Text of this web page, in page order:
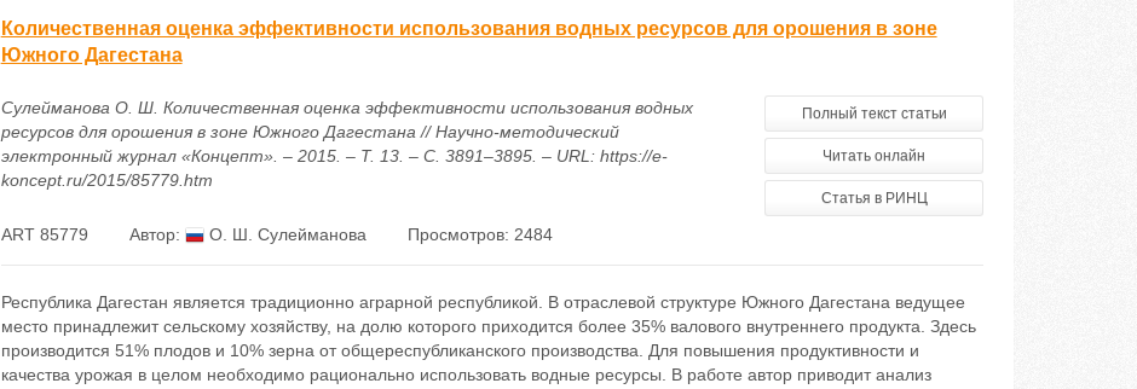
Количественная оценка эффективности использования водных ресурсов для орошения в зоне
Южного Дагестана
Сулейманова О. Ш. Количественная оценка эффективности использования водных
ресурсов для орошения в зоне Южного Дагестана // Научно-методический
электронный журнал «Концепт». – 2015. – Т. 13. – С. 3891–3895. – URL: https://e-
koncept.ru/2015/85779.htm
Полный текст статьи
Читать онлайн
Статья в РИНЦ
ART 85779 Автор: О. Ш. Сулейманова Просмотров: 2484
Республика Дагестан является традиционно аграрной республикой. В отраслевой структуре Южного Дагестана ведущее
место принадлежит сельскому хозяйству, на долю которого приходится более 35% валового внутреннего продукта. Здесь
производится 51% плодов и 10% зерна от общереспубликанского производства. Для повышения продуктивности и
качества урожая в целом необходимо рационально использовать водные ресурсы. В работе автор приводит анализ